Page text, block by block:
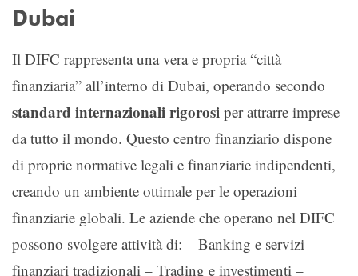
Dubai
Il DIFC rappresenta una vera e propria “città
finanziaria” all’interno di Dubai, operando secondo
standard internazionali rigorosi per attrarre imprese
da tutto il mondo. Questo centro finanziario dispone
di proprie normative legali e finanziarie indipendenti,
creando un ambiente ottimale per le operazioni
finanziarie globali. Le aziende che operano nel DIFC
possono svolgere attività di: – Banking e servizi
finanziari tradizionali – Trading e investimenti –